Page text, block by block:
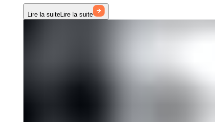
Lire la suite Lire la suite